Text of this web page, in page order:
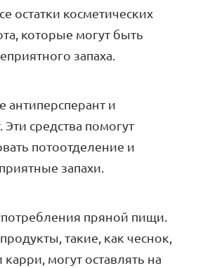
остатки косметических
которые могут быть
запаха.
антиперсперант и
Эти средства помогут
потоотделение и
запахи.
пряной пищи.
такие, как чеснок,
карри, могут оставлять на